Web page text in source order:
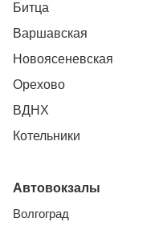
Битца
Варшавская
Новоясеневская
Орехово
ВДНХ
Котельники
Автовокзалы
Волгоград